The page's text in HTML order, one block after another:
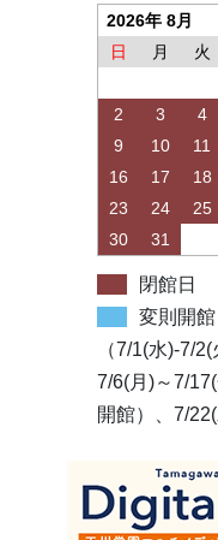
2026年 8月
日
月 火
2
3 4
9
10 11
16
17 18
23
24 25
30
31
閉館日
変則開館
（7/1(水)-7/
7/6(月)～7/
開館）、7/